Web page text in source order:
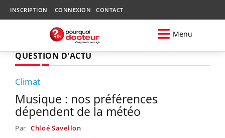
INSCRIPTION CONNEXION CONTACT
Menu
QUESTION D'ACTU
Climat
Musique : nos préférences
dépendent de la météo
Par Chloé Savellon